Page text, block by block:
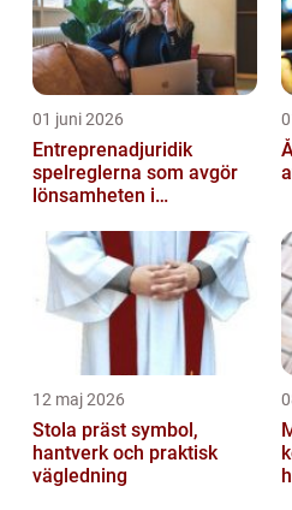
01 juni 2026
Entreprenadjuridik
spelreglerna som avgör
lönsamheten i
12 maj 2026
Stola präst symbol,
hantverk och praktisk
vägledning